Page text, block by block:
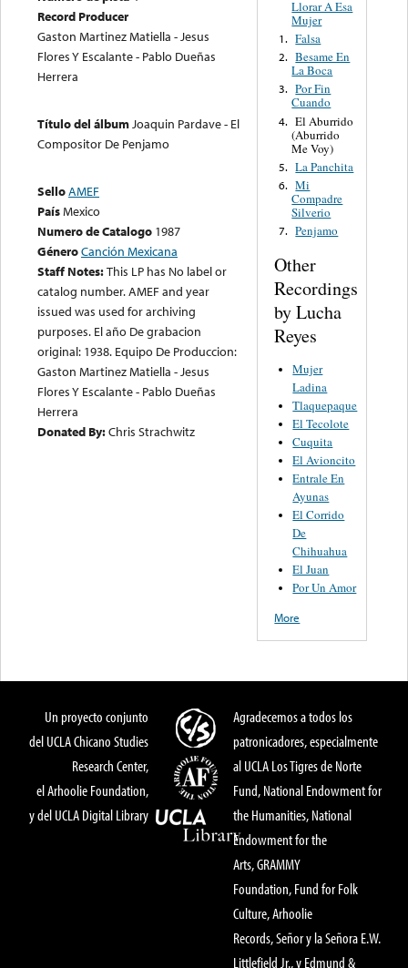
Record Producer
Gaston Martinez Matiella - Jesus
Flores Y Escalante - Pablo Dueñas
Herrera
Título del álbumJoaquin Pardave - El
Compositor De Penjamo
SelloAMEF
PaísMexico
Numero de Catalogo 1987
GéneroCanción Mexicana
Staff Notes:This LP has No label or
catalog number. AMEF and year
issued was used for archiving
purposes. El año De grabacion
original: 1938. Equipo De Produccion:
Gaston Martinez Matiella - Jesus
Flores Y Escalante - Pablo Dueñas
Herrera
Donated By:Chris Strachwitz
Llorar A Esa
Mujer
1. Falsa
2. Besame En
La Boca
3. Por Fin
Cuando
4. El Aburrido
(Aburrido
Me Voy)
5. La Panchita
6. Mi
Compadre
Silverio
7. Penjamo
Other
Recordings
by Lucha
Reyes
Mujer
Ladina
Tlaquepaque
El Tecolote
Cuquita
El Avioncito
Entrale En
Ayunas
El Corrido
De
Chihuahua
El Juan
Por Un Amor
More
Un proyecto conjunto
del UCLA Chicano Studies
Research Center,
el Arhoolie Foundation,
y del UCLA Digital Library
Agradecemos a todos los
patronicadores, especialmente
al UCLA Los Tigres de Norte
Fund, National Endowment for
the Humanities, National
Endowment for the
Arts, GRAMMY
Foundation, Fund for Folk
Culture, Arhoolie
Records, Señor y la Señora E.W.
Littlefield Jr., y Edmund &